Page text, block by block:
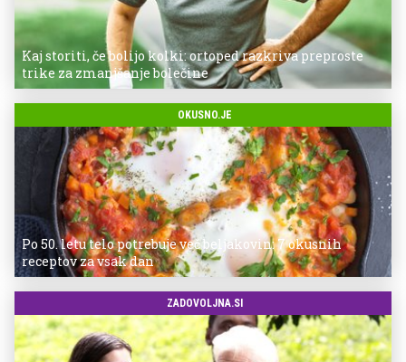
Kaj storiti, če bolijo kolki: ortoped razkriva preproste
trike za zmanjšanje bolečine
OKUSNO.JE
Po 50. letu telo potrebuje več beljakovin: 7 okusnih
receptov za vsak dan
ZADOVOLJNA.SI